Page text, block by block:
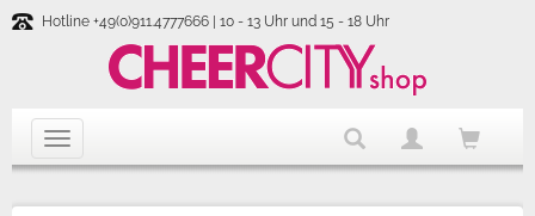
Hotline +49(0)911.4777666 | 10 - 13 Uhr und 15 - 18 Uhr